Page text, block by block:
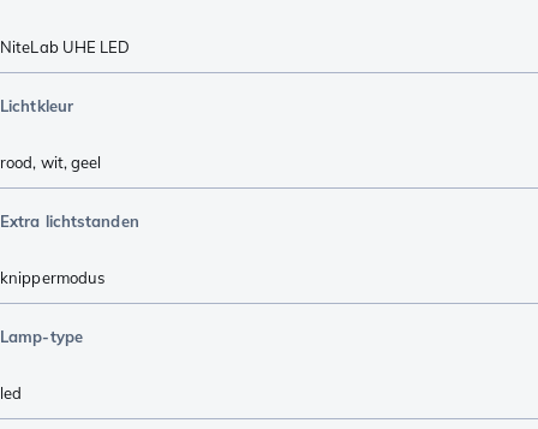
NiteLab UHE LED
Lichtkleur
rood, wit,geel
Extra lichtstanden
knippermodus
Lamp-type
led